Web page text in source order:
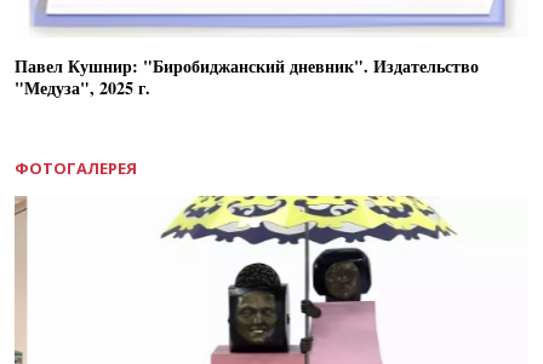
Павел Кушнир: "Биробиджанский дневник". Издательство
"Медуза", 2025 г.
ФОТОГАЛЕРЕЯ